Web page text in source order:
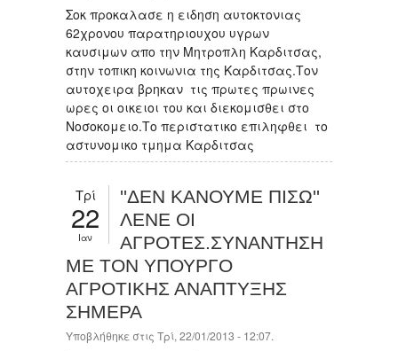
Σοκ προκαλασε η ειδηση αυτοκτονιας
62χρονου παρατηριουχου υγρων
καυσιμων απο την Μητροπλη Καρδιτσας,
στην τοπικη κοινωνια της Καρδιτσας.Τον
αυτοχειρα βρηκαν τις πρωτες πρωινες
ωρες οι οικειοι του και διεκομισθει στο
Νοσοκομειο.Το περιστατικο επιληφθει το
αστυνομικο τμημα Καρδιτσας
Τρί
22
Ιαν
''ΔΕΝ ΚΑΝΟΥΜΕ ΠΙΣΩ''
ΛΕΝΕ ΟΙ
ΑΓΡΟΤΕΣ.ΣΥΝΑΝΤΗΣΗ
ΜΕ ΤΟΝ ΥΠΟΥΡΓΟ
ΑΓΡΟΤΙΚΗΣ ΑΝΑΠΤΥΞΗΣ
ΣΗΜΕΡΑ
Υποβλήθηκε στις Τρί, 22/01/2013 - 12:07.